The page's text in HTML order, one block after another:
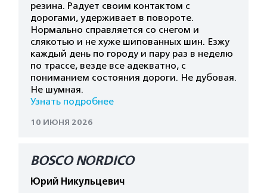
резина. Радует своим контактом с
дорогами, удерживает в повороте.
Нормально справляется со снегом и
слякотью и не хуже шипованных шин. Езжу
каждый день по городу и пару раз в неделю
по трассе, везде все адекватно, с
пониманием состояния дороги. Не дубовая.
Не шумная.
Узнать подробнее
10 ИЮНЯ 2026
BOSCO NORDICO
Юрий Никульцевич